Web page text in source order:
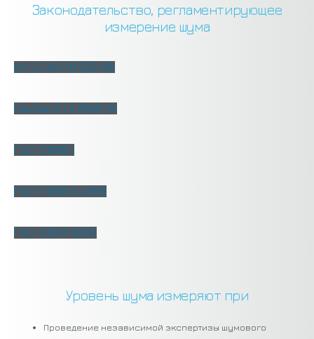
Законодательство, регламентирующее
измерение шума
СН 2.2.4/2.1.8.562-96
СанПиН 2.1.2.2645-10
ГОСТ 31296.1
ГОСТ 31296.2-2006
ГОСТ 31297-2005
Уровень шума измеряют при
Проведение независимой экспертизы шумового